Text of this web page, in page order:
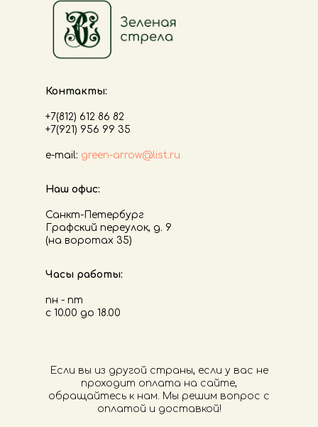
Контакты:
+7(812) 612 86 82
+7(921) 956 99 35
е-mail: green-arrow@list.ru
Наш офис:
Санкт-Петербург
Графский переулок, д. 9
(на воротах 35)
Часы работы:
пн - пт
с 10.00 до 18.00
Если вы из другой страны, если у вас не
проходит оплата на сайте,
обращайтесь к нам. Мы решим вопрос с
оплатой и доставкой!